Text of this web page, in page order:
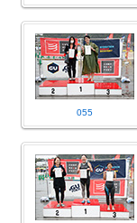
055